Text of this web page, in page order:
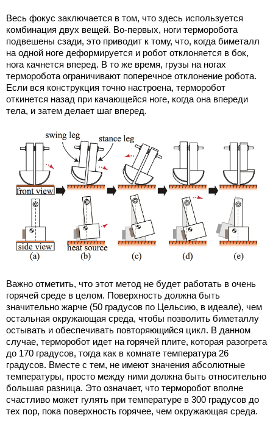
Весь фокус заключается в том, что здесь используется
комбинация двух вещей. Во-первых, ноги терморобота
подвешены сзади, это приводит к тому, что, когда биметалл
на одной ноге деформируется и робот отклоняется в бок,
нога качнется вперед. В то же время, грузы на ногах
терморобота ограничивают поперечное отклонение робота.
Если вся конструкция точно настроена, терморобот
откинется назад при качающейся ноге, когда она впереди
тела, и затем делает шаг вперед.
Важно отметить, что этот метод не будет работать в очень
горячей среде в целом. Поверхность должна быть
значительно жарче (50 градусов по Цельсию, в идеале), чем
остальная окружающая среда, чтобы позволить биметаллу
остывать и обеспечивать повторяющийся цикл. В данном
случае, терморобот идет на горячей плите, которая разогрета
до 170 градусов, тогда как в комнате температура 26
градусов. Вместе с тем, не имеют значения абсолютные
температуры, просто между ними должна быть относительно
большая разница. Это означает, что терморобот вполне
счастливо может гулять при температуре в 300 градусов до
тех пор, пока поверхность горячее, чем окружающая среда.